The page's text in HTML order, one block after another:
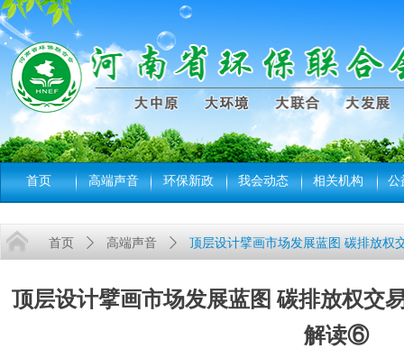
首页 高端声音 环保新政 我会动态 相关机构 公
顶层设计擘画市场发展蓝图 碳排放权交
解读⑥
首页 ꄲ 高端声音 ꄲ 顶层设计擘画市场发展蓝图 碳排放